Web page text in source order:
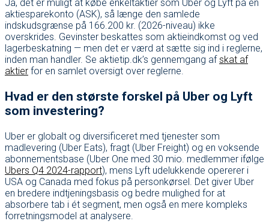
Ja, det er muligt at købe enkeltaktier som Uber og Lyft på en
aktiesparekonto (ASK), så længe den samlede
indskudsgrænse på 166.200 kr. (2026-niveau) ikke
overskrides. Gevinster beskattes som aktieindkomst og ved
lagerbeskatning — men det er værd at sætte sig ind i reglerne,
inden man handler. Se aktietip.dk’s gennemgang afskat af
aktier for en samlet oversigt over reglerne.
Hvad er den største forskel på Uber og Lyft
som investering?
Uber er globalt og diversificeret med tjenester som
madlevering (Uber Eats), fragt (Uber Freight) og en voksende
abonnementsbase (Uber One med 30 mio. medlemmer ifølge
Ubers Q4 2024-rapport), mens Lyft udelukkende opererer i
USA og Canada med fokus på personkørsel. Det giver Uber
en bredere indtjeningsbasis og bedre mulighed for at
absorbere tab i ét segment, men også en mere kompleks
forretningsmodel at analysere.